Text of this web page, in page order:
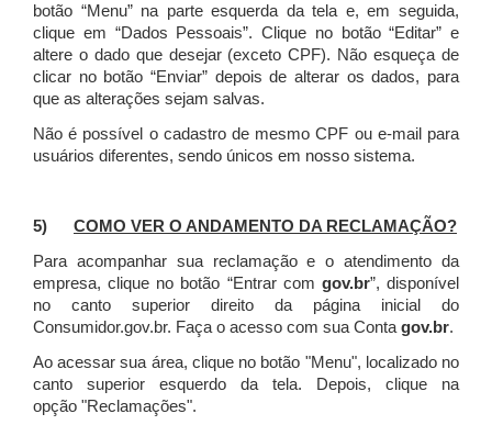
botão “Menu” na parte esquerda da tela e, em seguida,
clique em “Dados Pessoais”. Clique no botão “Editar” e
altere o dado que desejar (exceto CPF). Não esqueça de
clicar no botão “Enviar” depois de alterar os dados, para
que as alterações sejam salvas.
Não é possível o cadastro de mesmo CPF ou e-mail para
usuários diferentes, sendo únicos em nosso sistema.
5) COMO VER O ANDAMENTO DA RECLAMAÇÃO?
Para acompanhar sua reclamação e o atendimento da
empresa, clique no botão “Entrar com gov.br”, disponível
no canto superior direito da página inicial do
Consumidor.gov.br. Faça o acesso com sua Contagov.br.
Ao acessar sua área, clique no botão "Menu", localizado no
canto superior esquerdo da tela. Depois, clique na
opção "Reclamações".